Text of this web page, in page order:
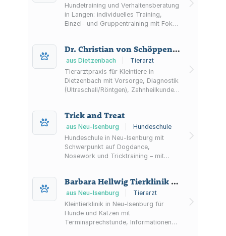
Hundetraining und Verhaltensberatung
in Langen: individuelles Training,
Einzel- und Gruppentraining mit Fokus
Dr. Christian von Schöppenthau Tierarztpraxis
aus Dietzenbach
Tierarzt
Tierarztpraxis für Kleintiere in
Dietzenbach mit Vorsorge, Diagnostik
(Ultraschall/Röntgen), Zahnheilkunde
Trick and Treat
aus Neu-Isenburg
Hundeschule
Hundeschule in Neu-Isenburg mit
Schwerpunkt auf Dogdance,
Nosework und Tricktraining – mit
Barbara Hellwig Tierklinik Neu-Isenburg
aus Neu-Isenburg
Tierarzt
Kleintierklinik in Neu-Isenburg für
Hunde und Katzen mit
Terminsprechstunde, Informationen